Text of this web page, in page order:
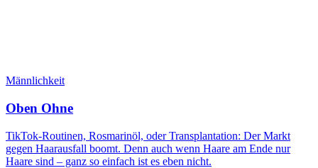
Männlichkeit
Oben Ohne
TikTok-Routinen, Rosmarinöl, oder Transplantation: Der Markt
gegen Haarausfall boomt. Denn auch wenn Haare am Ende nur
Haare sind – ganz so einfach ist es eben nicht.